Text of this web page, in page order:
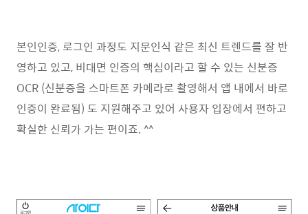
본인인증, 로그인 과정도 지문인식 같은 최신 트렌드를 잘 반
영하고 있고, 비대면 인증의 핵심이라고 할 수 있는 신분증
OCR (신분증을 스마트폰 카메라로 촬영해서 앱 내에서 바로
인증이 완료됨) 도 지원해주고 있어 사용자 입장에서 편하고
확실한 신뢰가 가는 편이죠. ^^